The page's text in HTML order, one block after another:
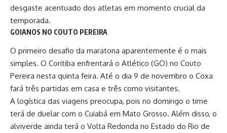
desgaste acentuado dos atletas em momento crucial da
temporada.
GOIANOS NO COUTO PEREIRA
O primeiro desafio da maratona aparentemente é o mais
simples. O Coritiba enfrentará o Atlético (GO) no Couto
Pereira nesta quinta feira. Até o dia 9 de novembro o Coxa
fará três partidas em casa e três como visitantes.
A logística das viagens preocupa, pois no domingo o time
terá de duelar com o Cuiabá em Mato Grosso. Além disso, o
alviverde ainda terá o Volta Redonda no Estado do Rio de